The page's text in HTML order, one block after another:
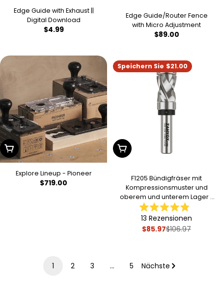
Edge Guide with Exhaust ||
Digital Download
Regulärer
$4.99
Edge Guide/Router Fence
with Micro Adjustment
Regulärer
$89.00
In Den Warenkorb Legen
Explore Lineup - Pioneer
Regulärer
$719.00
Speichern Sie $21.00
In Den Warenkorb Legen
F1205 Bündigfräser mit
Kompressionsmuster und
oberem und unterem Lager -
1/2 SD - 7/8 CD - 1-3/16 CL - 3-
11/16 OL
Mit
4.9
von
13 Rezensionen
Verkaufspreis
$85.97Regulärer
$106.97
1 2 3 … 5 Nächste